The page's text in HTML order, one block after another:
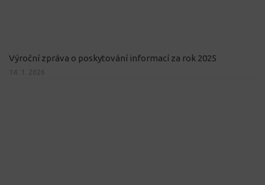
Výroční zpráva o poskytování informací za rok 2025
14. 1. 2026